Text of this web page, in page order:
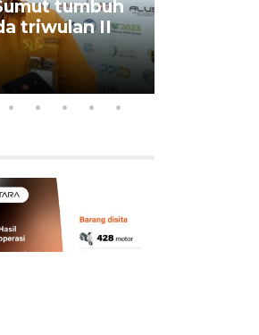
tumbuh
triwulan II